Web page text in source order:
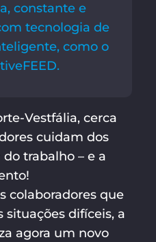
constante e
tecnologia de
como o
Vestfália, cerca
cuidam dos
trabalho – e a
colaboradores que
situações difíceis, a
agora um novo